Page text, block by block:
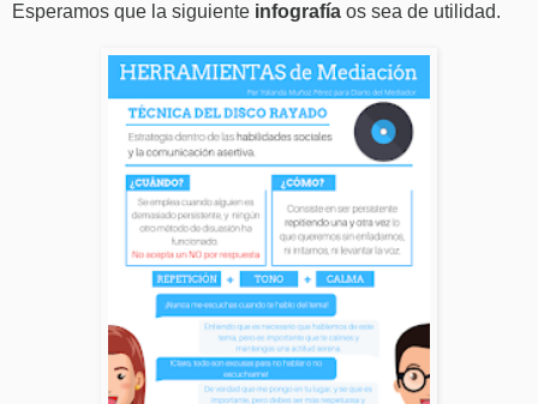
Esperamos que la siguiente infografía os sea de utilidad.